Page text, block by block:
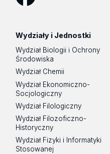
Wydziały i Jednostki
Wydział Biologii i Ochrony
Środowiska
Wydział Chemii
Wydział Ekonomiczno-
Socjologiczny
Wydział Filologiczny
Wydział Filozoficzno-
Historyczny
Wydział Fizyki i Informatyki
Stosowanej